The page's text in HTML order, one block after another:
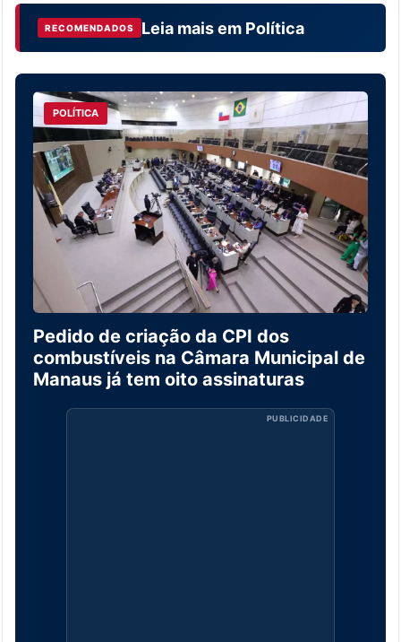
RECOMENDADOS Leia mais em Política
POLÍTICA
Pedido de criação da CPI dos
combustíveis na Câmara Municipal de
Manaus já tem oito assinaturas
PUBLICIDADE